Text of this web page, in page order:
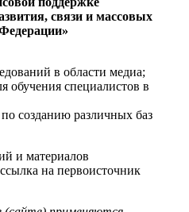
связи и массовых
в области медиа;
обучения специалистов в
по созданию различных баз
и материалов
на первоисточник